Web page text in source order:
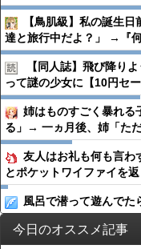
【鳥肌級】私の誕生
達と旅行中だよ？」 →『
【同人誌】飛び降り
って謎の少女に【10円セー
姉はものすごく暴れる
る」→ 一ヵ月後、姉「た
友人はお礼も何も言わ
とポケットワイファイを
風呂で潜って遊んでた
今日のオススメ記事